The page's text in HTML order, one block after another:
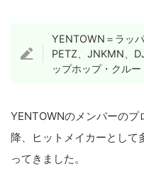
YENTOWN＝ラッ
PETZ、JNKMN、
ップホップ・クルー
YENTOWNのメンバーのプ
降、ヒットメイカーとして
ってきました。